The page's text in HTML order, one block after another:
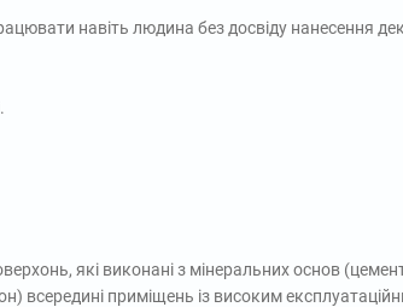
навіть людина без досвіду нанесення
які виконані з мінеральних основ
всередині приміщень із високим